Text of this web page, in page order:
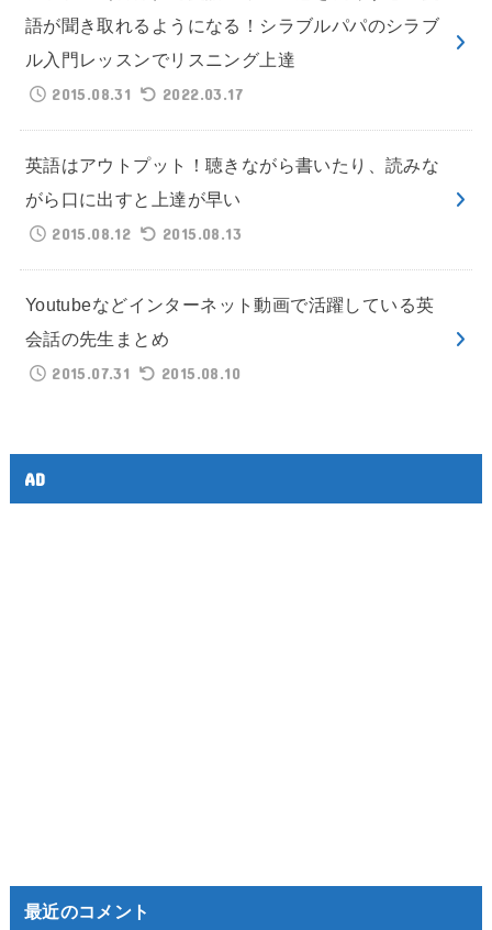
語が聞き取れるようになる！シラブルパパのシラブ
ル入門レッスンでリスニング上達
2015.08.31
2022.03.17
英語はアウトプット！聴きながら書いたり、読みな
がら口に出すと上達が早い
2015.08.12
2015.08.13
Youtubeなどインターネット動画で活躍している英
会話の先生まとめ
2015.07.31
2015.08.10
AD
最近のコメント